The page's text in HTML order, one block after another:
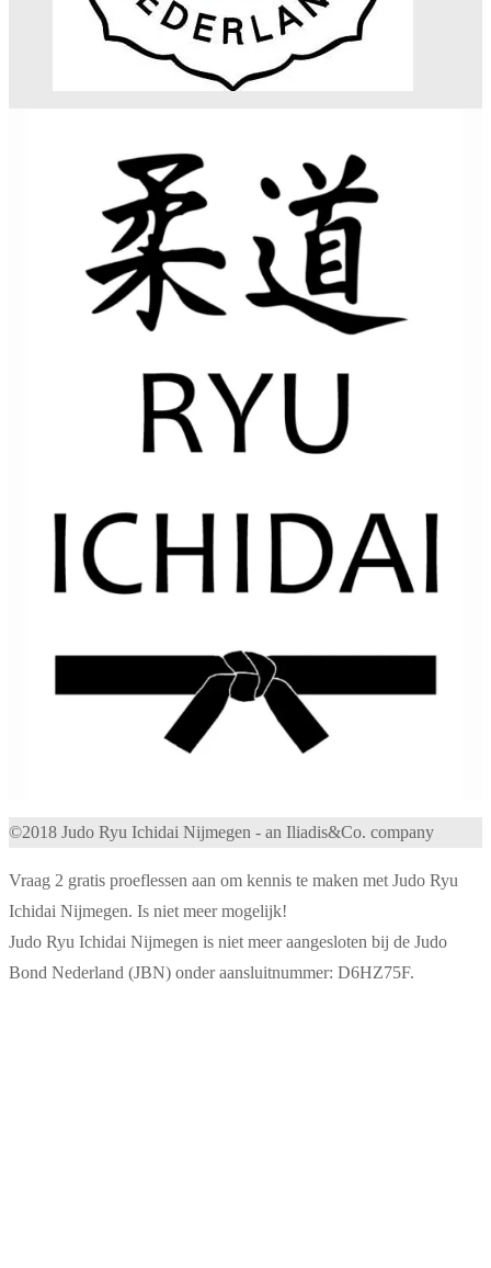
©2018 Judo Ryu Ichidai Nijmegen - an Iliadis&Co. company
Vraag 2 gratis proeflessen aan om kennis te maken met Judo Ryu
Ichidai Nijmegen. Is niet meer mogelijk!
Judo Ryu Ichidai Nijmegen is niet meer aangesloten bij de Judo
Bond Nederland (JBN) onder aansluitnummer: D6HZ75F.